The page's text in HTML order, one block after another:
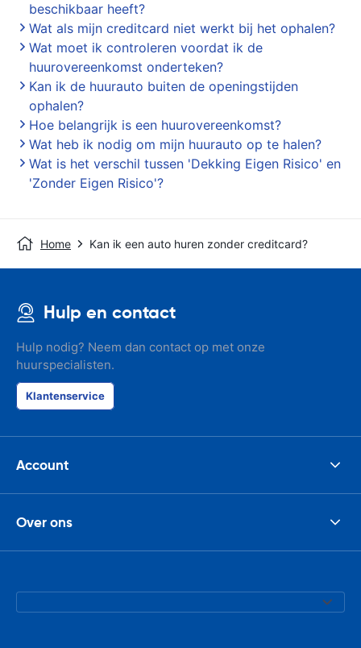
beschikbaar heeft?
Wat als mijn creditcard niet werkt bij het ophalen?
Wat moet ik controleren voordat ik de
huurovereenkomst onderteken?
Kan ik de huurauto buiten de openingstijden
ophalen?
Hoe belangrijk is een huurovereenkomst?
Wat heb ik nodig om mijn huurauto op te halen?
Wat is het verschil tussen 'Dekking Eigen Risico' en
'Zonder Eigen Risico'?
Home Kan ik een auto huren zonder creditcard?
Hulp en contact
Hulp nodig? Neem dan contact op met onze
huurspecialisten.
Klantenservice
Account
Over ons